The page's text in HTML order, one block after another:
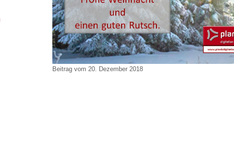
Beitrag vom 20. Dezember 2018